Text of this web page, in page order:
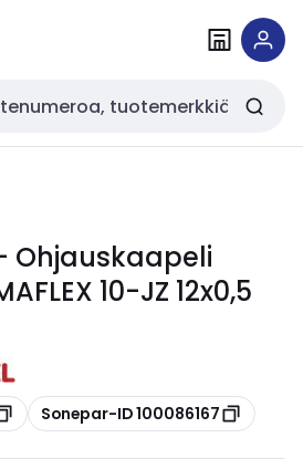
- Ohjauskaapeli
10-JZ 12x0,5
Kopioi
Sonepar-ID 100086167